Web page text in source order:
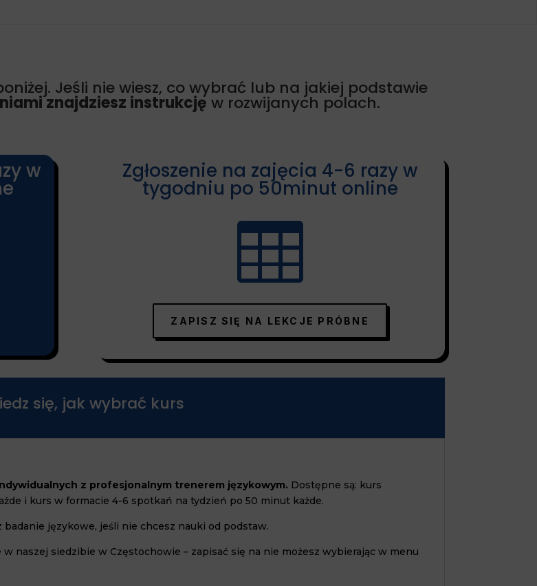
Jeśli nie wiesz, co wybrać lub na jakiej podstawie
znajdziesz instrukcję w rozwijanych polach.
w Zgłoszenie na zajęcia 4-6 razy w
tygodniu po 50minut online

ZAPISZ SIĘ NA LEKCJE PRÓBNE
się, jak wybrać kurs
z profesjonalnym trenerem językowym. Dostępne są: kurs
i kurs w formacie 4-6 spotkań na tydzień po 50 minut każde.
językowe, jeśli nie chcesz nauki od podstaw.
naszej siedzibie w Częstochowie – zapisać się na nie możesz wybierając w menu